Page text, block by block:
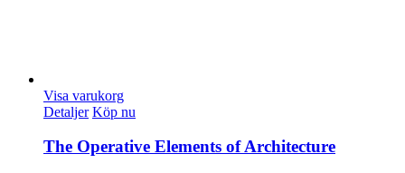
Visa varukorg
Detaljer Köp nu
The Operative Elements of Architecture